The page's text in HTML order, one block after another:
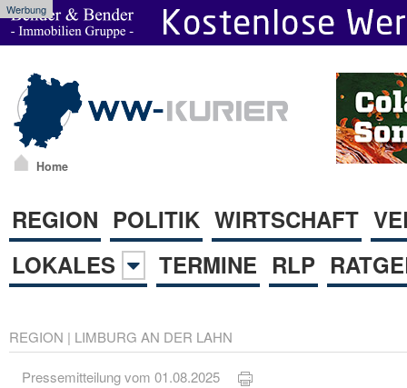
Werbung
Home
REGION POLITIK WIRTSCHAFT
LOKALES
TERMINE RLP
REGION | LIMBURG AN DER LAHN
Pressemitteilung vom 01.08.2025